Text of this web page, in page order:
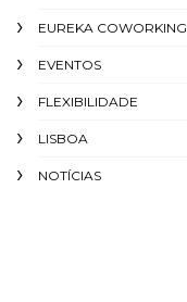
EUREKA COWORKING
EVENTOS
FLEXIBILIDADE
LISBOA
NOTÍCIAS